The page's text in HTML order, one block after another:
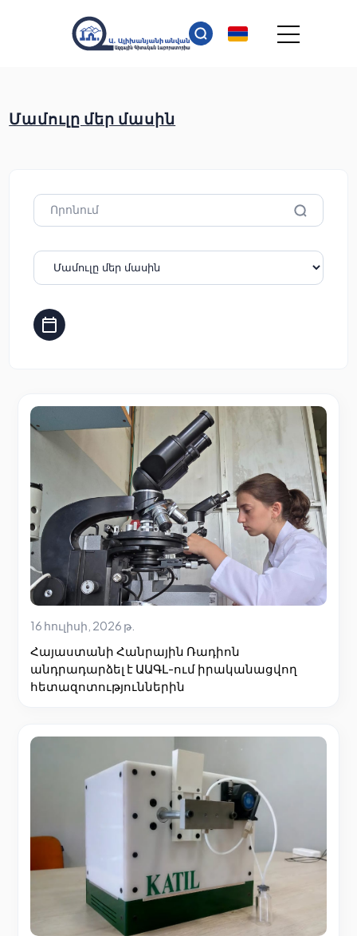
Մամուլը մեր մասին
16 հուլիսի, 2026 թ.
Հայաստանի Հանրային Ռադիոն
անդրադարձել է ԱԱԳԼ-ում իրականացվող
հետազոտություններին